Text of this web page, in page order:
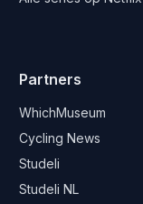
Partners
WhichMuseum
Cycling News
Studeli
Studeli NL